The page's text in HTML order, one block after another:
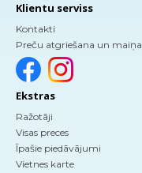
Klientu serviss
Kontakti
Preču atgriešana un maiņa
Ekstras
Ražotāji
Visas preces
Īpašie piedāvājumi
Vietnes karte